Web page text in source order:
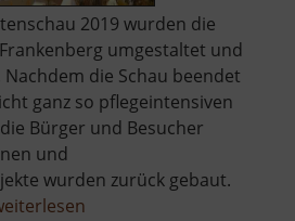
2019 wurden die
umgestaltet und
die Schau beendet
ganz so pflegeintensiven
Bürger und Besucher
und
wurden zurück gebaut.